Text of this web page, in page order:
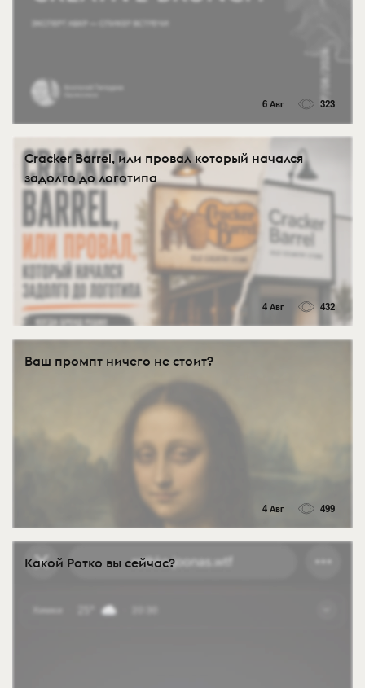
6 Авг 323
Cracker Barrel, или провал который начался
задолго до логотипа
4 Авг 432
Ваш промпт ничего не стоит?
4 Авг 499
Какой Ротко вы сейчас?